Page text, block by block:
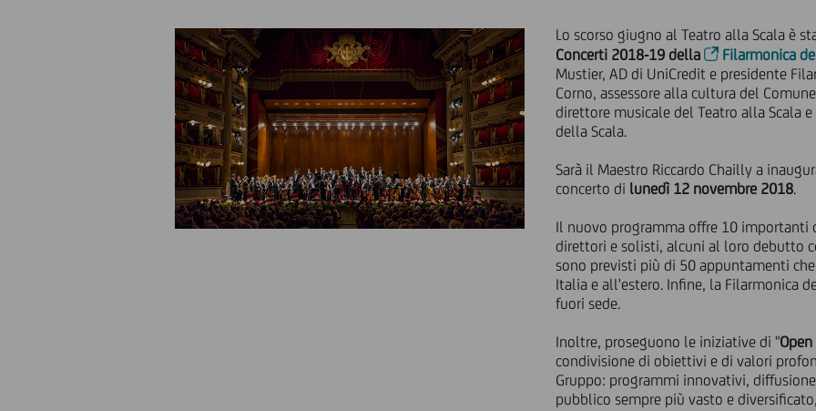
Lo scorso giugno al Teatro alla Scala è
Concerti 2018-19 della
Filarmonica
Mustier, AD di UniCredit e presidente
Corno, assessore alla cultura del
direttore musicale del Teatro alla Scala
della Scala.
Sarà il Maestro Riccardo Chailly a
concerto di lunedì 12 novembre 2018.
Il nuovo programma offre 10 importanti
direttori e solisti, alcuni al loro debutto
sono previsti più di 50 appuntamenti
Italia e all'estero. Infine, la Filarmonica
fuori sede.
Inoltre, proseguono le iniziative di "Open
condivisione di obiettivi e di valori
Gruppo: programmi innovativi,
pubblico sempre più vasto e